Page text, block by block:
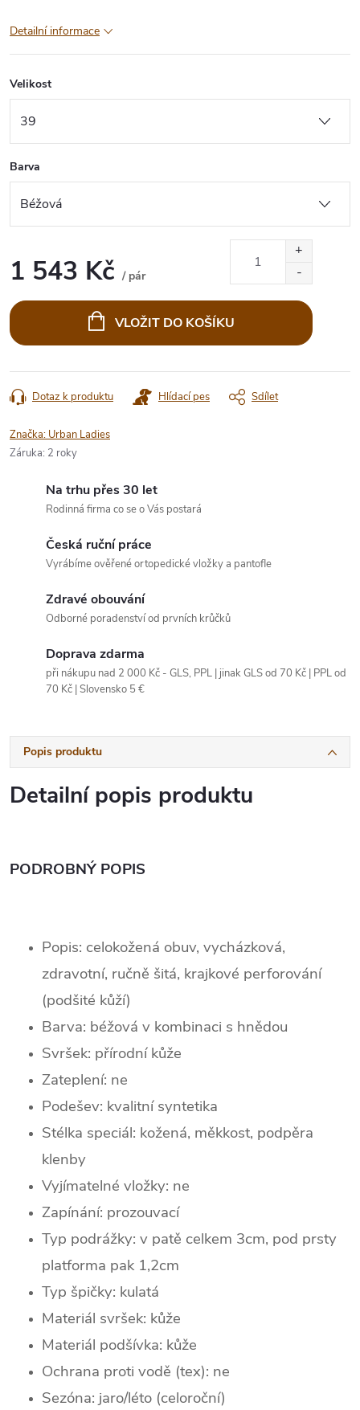
Detailní informace
Velikost
Barva
1 543 Kč / pár
cena:
VLOŽIT DO KOŠÍKU
Dotaz k produktu Hlídací pes Sdílet
Značka: Urban Ladies
Záruka: 2 roky
Na trhu přes 30 let
Rodinná firma co se o Vás postará
Česká ruční práce
Vyrábíme ověřené ortopedické vložky a pantofle
Zdravé obouvání
Odborné poradenství od prvních krůčků
Doprava zdarma
při nákupu nad 2 000 Kč - GLS, PPL | jinak GLS od 70 Kč | PPL od
70 Kč | Slovensko 5 €
Popis produktu
Detailní popis produktu
PODROBNÝ POPIS
Popis: celokožená obuv, vycházková,
zdravotní, ručně šitá, krajkové perforování
(podšité kůží)
Barva: béžová v kombinaci s hnědou
Svršek: přírodní kůže
Zateplení: ne
Podešev: kvalitní syntetika
Stélka speciál: kožená, měkkost, podpěra
klenby
Vyjímatelné vložky: ne
Zapínání: prozouvací
Typ podrážky: v patě celkem 3cm, pod prsty
platforma pak 1,2cm
Typ špičky: kulatá
Materiál svršek: kůže
Materiál podšívka: kůže
Ochrana proti vodě (tex): ne
Sezóna: jaro/léto (celoroční)